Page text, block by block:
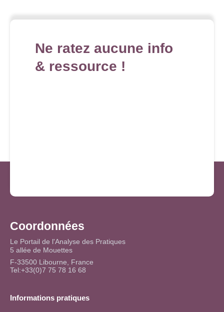
Ne ratez aucune info
& ressource !
Coordonnées
Le Portail de l'Analyse des Pratiques
5 allée de Mouettes
F-33500 Libourne, France
Tel:+33(0)7 75 78 16 68
Informations pratiques